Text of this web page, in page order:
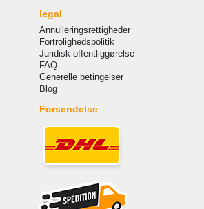
legal
Annulleringsrettigheder
Fortrolighedspolitik
Juridisk offentliggørelse
FAQ
Generelle betingelser
Blog
Forsendelse